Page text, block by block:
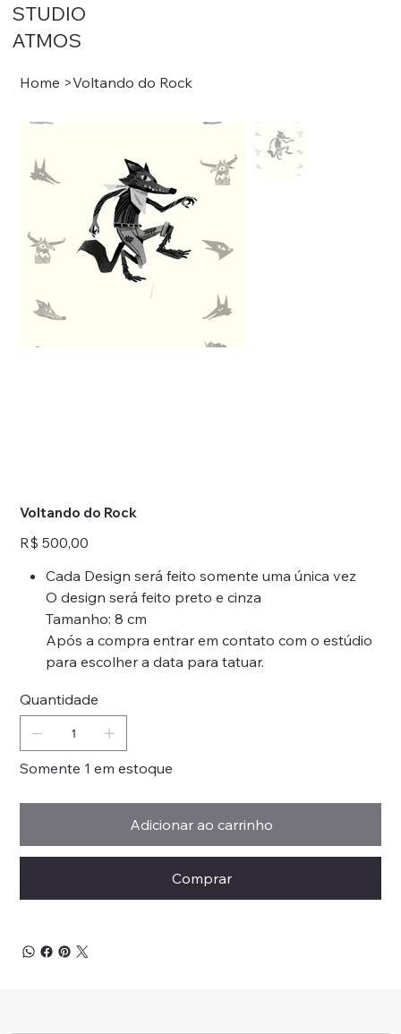
STUDIO
ATMOS
Home >Voltando do Rock
Voltando do Rock
Preço
R$ 500,00
Cada Design será feito somente uma única vez
O design será feito preto e cinza
Tamanho: 8 cm
Após a compra entrar em contato com o estúdio
para escolher a data para tatuar.
Quantidade
Somente 1 em estoque
Adicionar ao carrinho
Comprar